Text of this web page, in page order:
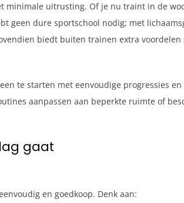
minimale uitrusting. Of je nu traint in de
geen dure sportschool nodig; met
biedt buiten trainen extra
te starten met eenvoudige progressies
aanpassen aan beperkte ruimte of
gaat
en goedkoop. Denk aan: